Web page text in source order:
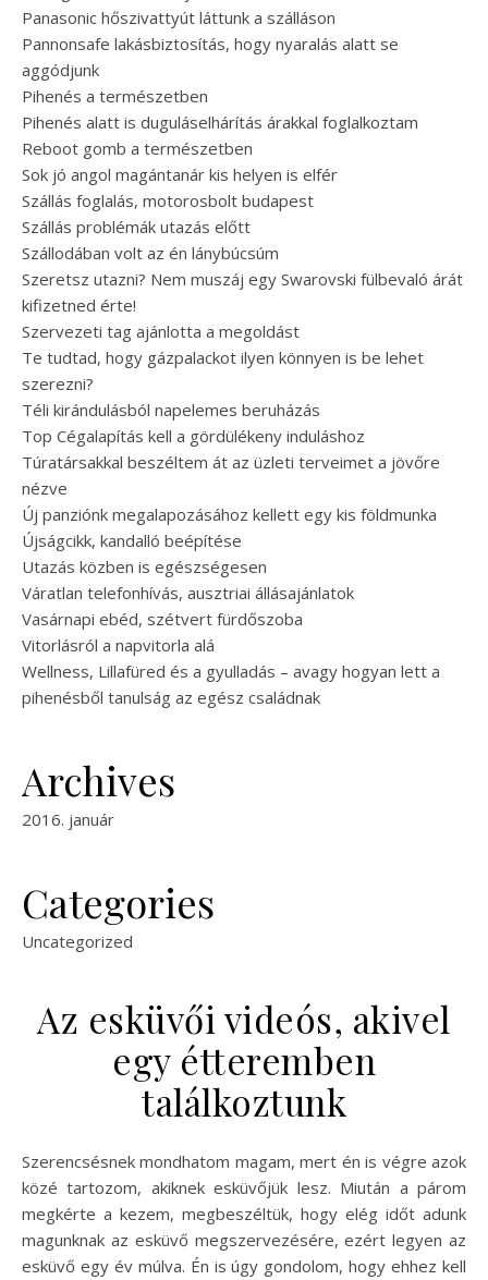
Panasonic hőszivattyút láttunk a szálláson
Pannonsafe lakásbiztosítás, hogy nyaralás alatt se
aggódjunk
Pihenés a természetben
Pihenés alatt is duguláselhárítás árakkal foglalkoztam
Reboot gomb a természetben
Sok jó angol magántanár kis helyen is elfér
Szállás foglalás, motorosbolt budapest
Szállás problémák utazás előtt
Szállodában volt az én lánybúcsúm
Szeretsz utazni? Nem muszáj egy Swarovski fülbevaló árát
kifizetned érte!
Szervezeti tag ajánlotta a megoldást
Te tudtad, hogy gázpalackot ilyen könnyen is be lehet
szerezni?
Téli kirándulásból napelemes beruházás
Top Cégalapítás kell a gördülékeny induláshoz
Túratársakkal beszéltem át az üzleti terveimet a jövőre
nézve
Új panziónk megalapozásához kellett egy kis földmunka
Újságcikk, kandalló beépítése
Utazás közben is egészségesen
Váratlan telefonhívás, ausztriai állásajánlatok
Vasárnapi ebéd, szétvert fürdőszoba
Vitorlásról a napvitorla alá
Wellness, Lillafüred és a gyulladás – avagy hogyan lett a
pihenésből tanulság az egész családnak
Archives
2016. január
Categories
Uncategorized
Az esküvői videós, akivel
egy étteremben
találkoztunk
Szerencsésnek mondhatom magam, mert én is végre azok
közé tartozom, akiknek esküvőjük lesz. Miután a párom
megkérte a kezem, megbeszéltük, hogy elég időt adunk
magunknak az esküvő megszervezésére, ezért legyen az
esküvő egy év múlva. Én is úgy gondolom, hogy ehhez kell